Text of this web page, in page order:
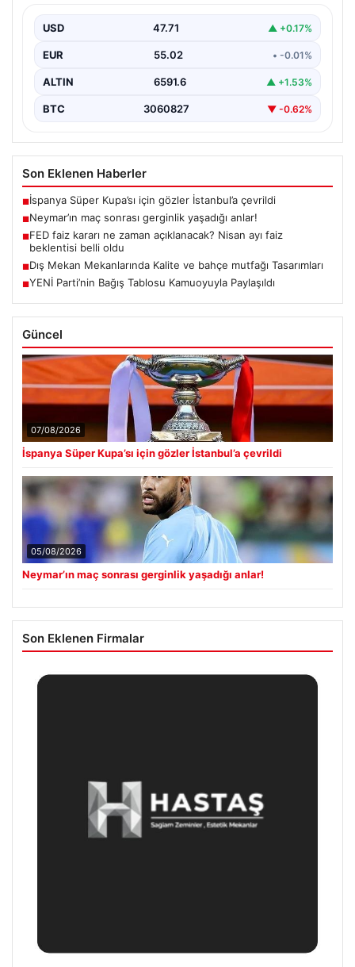
USD 47.71 ▲ +0.17%
EUR 55.02 • -0.01%
ALTIN 6591.6 ▲ +1.53%
BTC 3060827 ▼ -0.62%
Son Eklenen Haberler
■İspanya Süper Kupa’sı için gözler İstanbul’a çevrildi
■Neymar’ın maç sonrası gerginlik yaşadığı anlar!
■FED faiz kararı ne zaman açıklanacak? Nisan ayı faiz
beklentisi belli oldu
■Dış Mekan Mekanlarında Kalite ve bahçe mutfağı Tasarımları
■YENİ Parti’nin Bağış Tablosu Kamuoyuyla Paylaşıldı
Güncel
07/08/2026
İspanya Süper Kupa’sı için gözler İstanbul’a çevrildi
05/08/2026
Neymar’ın maç sonrası gerginlik yaşadığı anlar!
Son Eklenen Firmalar